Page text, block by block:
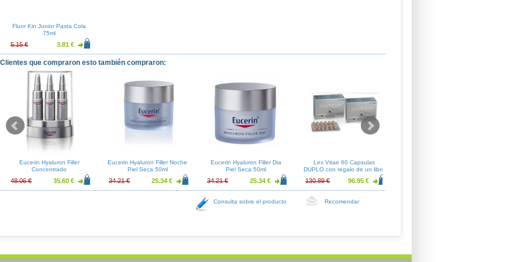
Fluor Kin Junior Pasta Cola
75ml
5.15 € 3.81 €
Clientes que compraron esto también compraron:
Eucerin Hyaluron Filler
Concentrado
48.06 € 35.60 €
Eucerin Hyaluron Filler Noche
Piel Seca 50ml
34.21 € 25.34 €
Eucerin Hyaluron Filler Dia
Piel Seca 50ml
34.21 € 25.34 €
Lex Vitae 60 Capsulas
DUPLO con regalo de un libro
130.89 € 96.95 €
Consulta sobre el producto Recomendar